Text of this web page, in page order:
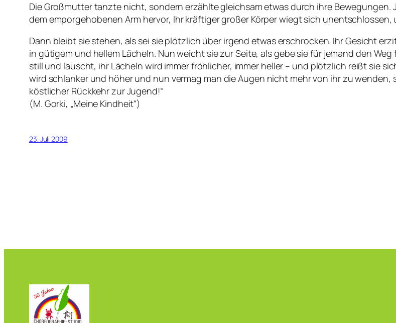
Die Großmutter tanzte nicht, sondern erzählte gleichsam etwas durch ihre
dem emporgehobenen Arm hervor, Ihr kräftiger großer Körper wiegt sich
Dann bleibt sie stehen, als sei sie plötzlich über irgend etwas erschrocken. Ihr Gesicht
in gütigem und hellem Lächeln. Nun weicht sie zur Seite, als gebe sie für jemand den
still und lauscht, ihr Lächeln wird immer fröhlicher, immer heller – und plötzlich reißt sie
wird schlanker und höher und nun vermag man die Augen nicht mehr von ihr zu
köstlicher Rückkehr zur Jugend!“
(M. Gorki, „Meine Kindheit“)
23. Juli 2009